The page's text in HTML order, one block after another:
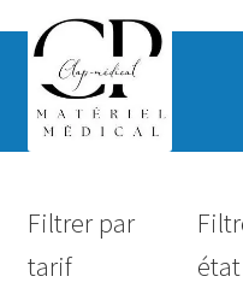
Hygiène
Filtrer par
tarif